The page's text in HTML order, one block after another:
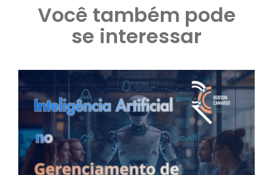
Você também pode
se interessar